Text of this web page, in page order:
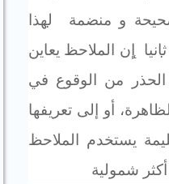
و منضمة
لهذا
̣ثانيا
إن الملاحظ يعاين
الحذر من الوقوع في
أو إلى تعريفها
يستخدم الملاحظ
شمولية